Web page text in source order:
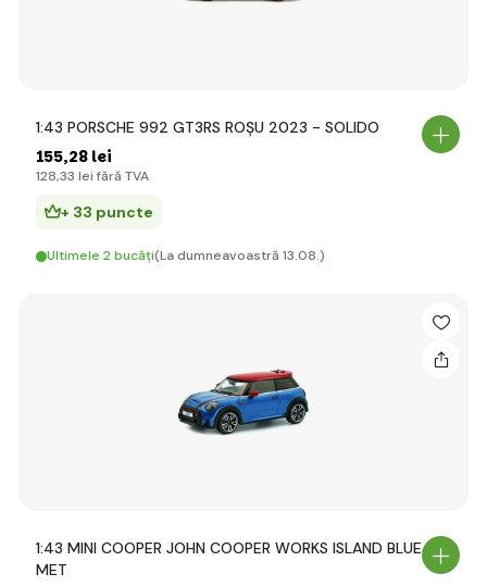
1:43 PORSCHE 992 GT3RS ROȘU 2023 - SOLIDO
155,28 lei
128,33 lei fără TVA
+ 33 puncte
Ultimele 2 bucăți(La dumneavoastră 13.08.)
1:43 MINI COOPER JOHN COOPER WORKS ISLAND BLUE
MET